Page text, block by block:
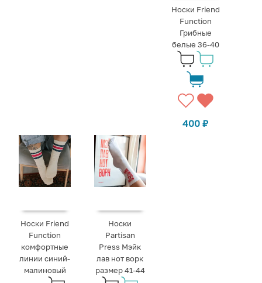
Носки Friend
Function
Грибные
белые 36-40
400₽
Носки Friend
Function
комфортные
линии синий-
малиновый
Носки
Partisan
Press Мэйк
лав нот ворк
размер 41-44